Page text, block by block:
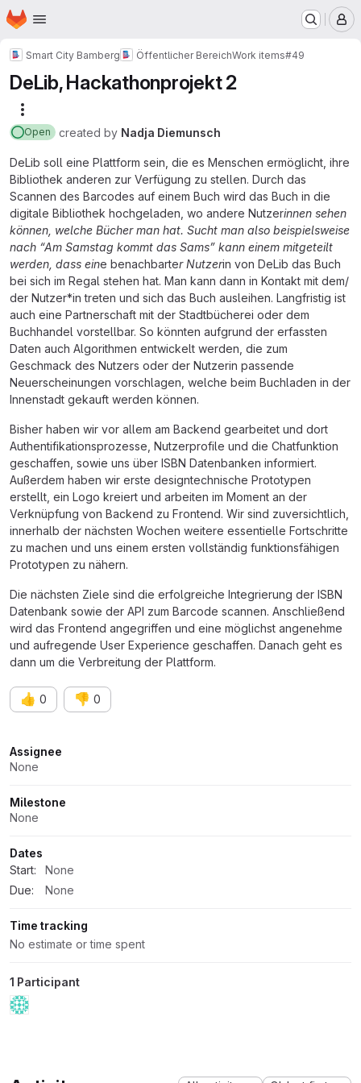
Skip to main content
Homepage
Smart City Bamberg Öffentlicher BereichWork items#49
DeLib, Hackathonprojekt 2
Open created by Nadja Diemunsch
DeLib soll eine Plattform sein, die es Menschen ermöglicht, ihre
Bibliothek anderen zur Verfügung zu stellen. Durch das
Scannen des Barcodes auf einem Buch wird das Buch in die
digitale Bibliothek hochgeladen, wo andere Nutzerinnen sehen
können, welche Bücher man hat. Sucht man also beispielsweise
nach “Am Samstag kommt das Sams” kann einem mitgeteilt
werden, dass eine benachbarter Nutzerin von DeLib das Buch
bei sich im Regal stehen hat. Man kann dann in Kontakt mit dem/
der Nutzer*in treten und sich das Buch ausleihen. Langfristig ist
auch eine Partnerschaft mit der Stadtbücherei oder dem
Buchhandel vorstellbar. So könnten aufgrund der erfassten
Daten auch Algorithmen entwickelt werden, die zum
Geschmack des Nutzers oder der Nutzerin passende
Neuerscheinungen vorschlagen, welche beim Buchladen in der
Innenstadt gekauft werden können.
Bisher haben wir vor allem am Backend gearbeitet und dort
Authentifikationsprozesse, Nutzerprofile und die Chatfunktion
geschaffen, sowie uns über ISBN Datenbanken informiert.
Außerdem haben wir erste designtechnische Prototypen
erstellt, ein Logo kreiert und arbeiten im Moment an der
Verknüpfung von Backend zu Frontend. Wir sind zuversichtlich,
innerhalb der nächsten Wochen weitere essentielle Fortschritte
zu machen und uns einem ersten vollständig funktionsfähigen
Prototypen zu nähern.
Die nächsten Ziele sind die erfolgreiche Integrierung der ISBN
Datenbank sowie der API zum Barcode scannen. Anschließend
wird das Frontend angegriffen und eine möglichst angenehme
und aufregende User Experience geschaffen. Danach geht es
dann um die Verbreitung der Plattform.
👍 0 👎 0
Attributes
Assignee
None
Milestone
None
Dates
Start:
None
Due:
None
Time tracking
No estimate or time spent
1 Participant